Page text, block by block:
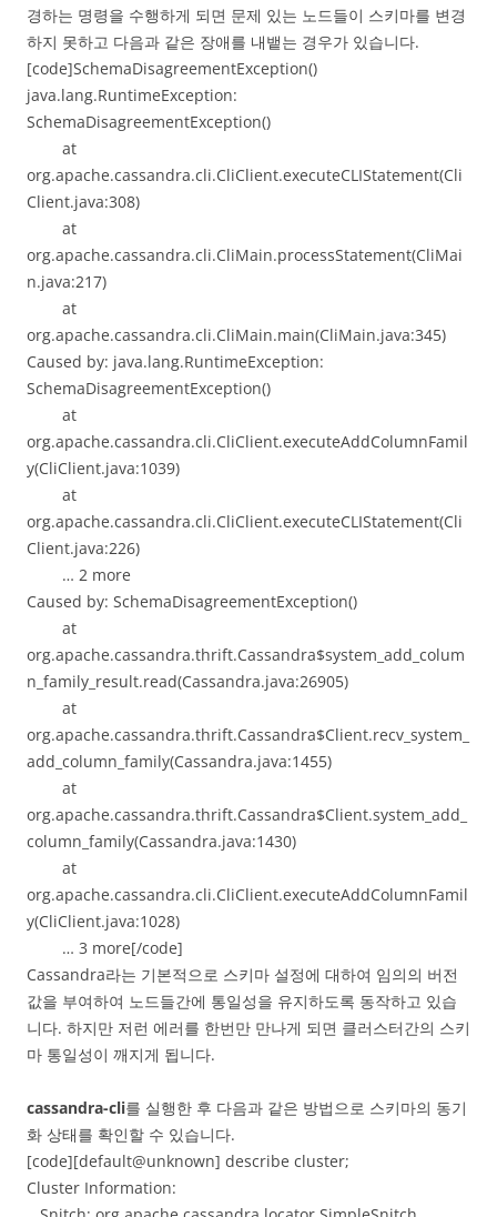
경하는 명령을 수행하게 되면 문제 있는 노드들이 스키마를 변경
하지 못하고 다음과 같은 장애를 내뱉는 경우가 있습니다.
[code]SchemaDisagreementException()
java.lang.RuntimeException:
SchemaDisagreementException()
at
org.apache.cassandra.cli.CliClient.executeCLIStatement(Cli
Client.java:308)
at
org.apache.cassandra.cli.CliMain.processStatement(CliMai
n.java:217)
at
org.apache.cassandra.cli.CliMain.main(CliMain.java:345)
Caused by: java.lang.RuntimeException:
SchemaDisagreementException()
at
org.apache.cassandra.cli.CliClient.executeAddColumnFamil
y(CliClient.java:1039)
at
org.apache.cassandra.cli.CliClient.executeCLIStatement(Cli
Client.java:226)
… 2 more
Caused by: SchemaDisagreementException()
at
org.apache.cassandra.thrift.Cassandra$system_add_colum
n_family_result.read(Cassandra.java:26905)
at
org.apache.cassandra.thrift.Cassandra$Client.recv_system_
add_column_family(Cassandra.java:1455)
at
org.apache.cassandra.thrift.Cassandra$Client.system_add_
column_family(Cassandra.java:1430)
at
org.apache.cassandra.cli.CliClient.executeAddColumnFamil
y(CliClient.java:1028)
… 3 more[/code]
Cassandra라는 기본적으로 스키마 설정에 대하여 임의의 버전
값을 부여하여 노드들간에 통일성을 유지하도록 동작하고 있습
니다. 하지만 저런 에러를 한번만 만나게 되면 클러스터간의 스키
마 통일성이 깨지게 됩니다.
cassandra-cli를 실행한 후 다음과 같은 방법으로 스키마의 동기
화 상태를 확인할 수 있습니다.
[code][default@unknown] describe cluster;
Cluster Information: